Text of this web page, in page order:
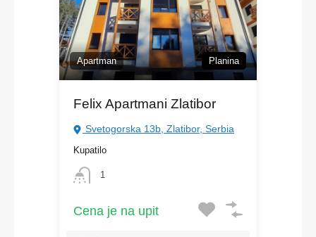
Apartman Planina
Felix Apartmani Zlatibor
Svetogorska 13b, Zlatibor, Serbia
Kupatilo
1
Cena je na upit